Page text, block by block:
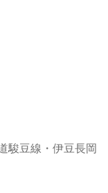
駿豆線・伊豆長岡